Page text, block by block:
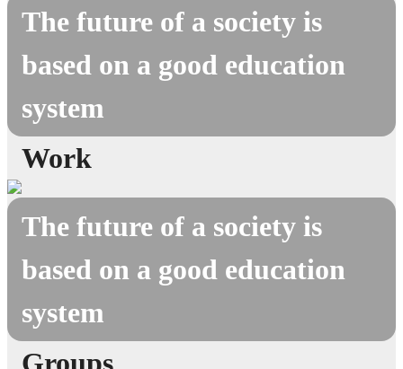
The future of a society is
based on a good education
system
Work
The future of a society is
based on a good education
system
Groups